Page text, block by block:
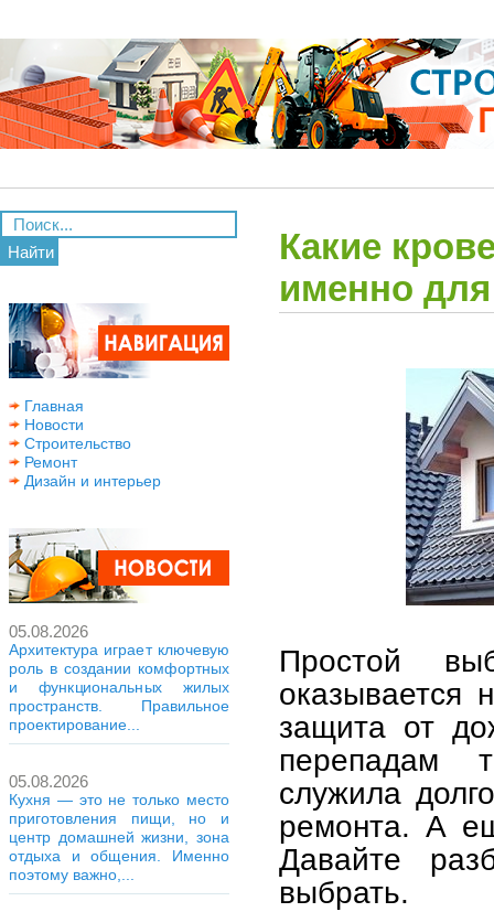
Найти
Главная
Новости
Строительство
Ремонт
Дизайн и интерьер
05.08.2026
Архитектура играет ключевую
роль в создании комфортных
и функциональных жилых
пространств. Правильное
проектирование...
05.08.2026
Кухня — это не только место
приготовления пищи, но и
центр домашней жизни, зона
отдыха и общения. Именно
поэтому важно,...
Какие
именно
Простой
оказывается
защита от
перепадам
служила
ремонта. А
Давайте
выбрать.